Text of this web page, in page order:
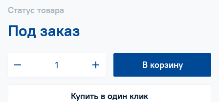
Статус товара
Под заказ
В корзину
Купить в один клик